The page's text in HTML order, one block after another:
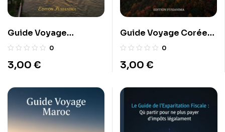
Guide Voyage
Thaïlande 0
3,00 €
Guide Voyage Corée
du Sud
0
3,00 €